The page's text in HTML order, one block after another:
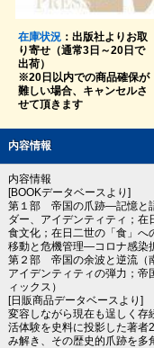
在庫状況：出版社よりお取
り寄せ（通常3日～20日で
出荷）
※20日以内での商品確保が
難しい場合、キャンセルさ
せて頂きます
内容情報
内容情報
[BOOKデータベースより]
第１部 帝国の爪跡―記憶と
ダー、アイデンティティ；
食文化；在日二世の「食」
移動と危機管理―コロナ感染
第２部 帝国の余波と逆流（
アイデンティティの弾力；
ィックス）
[日販商品データベースより]
変容しながら現在も逞しく存
活体験を史料に投影した著者
み解き、その歴史的爪跡を多